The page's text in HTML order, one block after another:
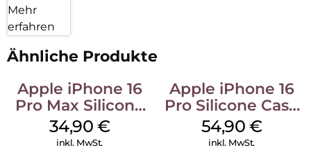
Mehr
erfahren
Ähnliche Produkte
Apple iPhone 16
Pro Max Silicone
Case MagSafe
Denim
34,90 €
inkl. MwSt.
Apple iPhone 16
Pro Silicone Case
MagSafe Black
54,90 €
inkl. MwSt.